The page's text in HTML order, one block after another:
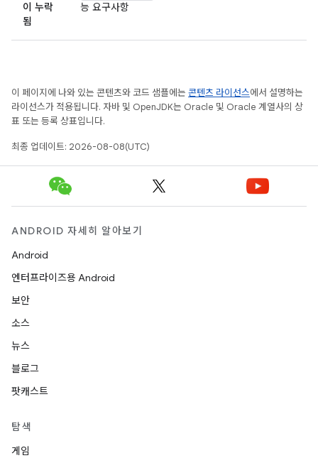
이 누락
됨
능 요구사항
이 페이지에 나와 있는 콘텐츠와 코드 샘플에는 콘텐츠 라이선스에서 설명하는
라이선스가 적용됩니다. 자바 및 OpenJDK는 Oracle 및 Oracle 계열사의 상
표 또는 등록 상표입니다.
최종 업데이트: 2026-08-08(UTC)
ANDROID 자세히 알아보기
Android
엔터프라이즈용 Android
보안
소스
뉴스
블로그
팟캐스트
탐색
게임